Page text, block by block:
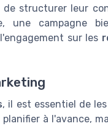
structurer leur
une campagne
sur les
, il est essentiel de
à l'avance,